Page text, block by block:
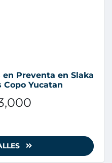
Preventa en Slaka
Copo Yucatan